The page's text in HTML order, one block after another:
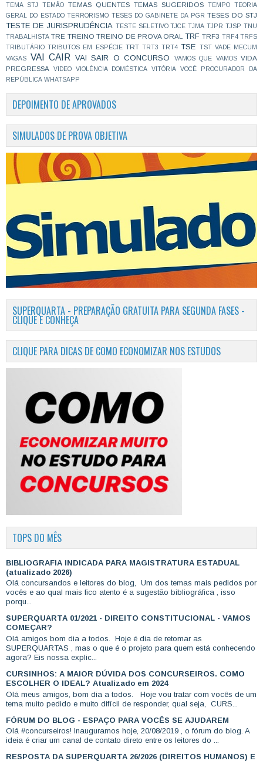
TEMA STJ TEMÃO TEMAS QUENTES TEMAS SUGERIDOS TEMPO
TEORIA
GERAL DO ESTADO TERRORISMO TESES DO GABINETE DA PGR TESES DO STJ
TESTE DE JURISPRUDÊNCIA TESTE SELETIVO TJCE TJMA TJPR TJSP TNU
TRABALHISTA TRE TREINO TREINO DE PROVA ORAL TRF TRF3 TRF4 TRFS
TRIBUTÁRIO TRIBUTOS EM ESPÉCIE TRT TRT3 TRT4 TSE TST VADE MECUM
VAGAS
VAI CAIR VAI SAIR O CONCURSO VAMOS QUE VAMOS VIDA
PREGRESSA
VIDEO VIOLÊNCIA DOMÉSTICA VITÓRIA
VOCÊ PROCURADOR DA
REPÚBLICA WHATSAPP
DEPOIMENTO DE APROVADOS
SIMULADOS DE PROVA OBJETIVA
SUPERQUARTA - PREPARAÇÃO GRATUITA PARA SEGUNDA FASES -
CLIQUE E CONHEÇA
CLIQUE PARA DICAS DE COMO ECONOMIZAR NOS ESTUDOS
TOPS DO MÊS
BIBLIOGRAFIA INDICADA PARA MAGISTRATURA ESTADUAL
(atualizado 2026)
Olá concursandos e leitores do blog, Um dos temas mais pedidos por
vocês e ao qual mais fico atento é a sugestão bibliográfica , isso
porqu...
SUPERQUARTA 01/2021 - DIREITO CONSTITUCIONAL - VAMOS
COMEÇAR?
Olá amigos bom dia a todos. Hoje é dia de retomar as
SUPERQUARTAS , mas o que é o projeto para quem está conhecendo
agora? Eis nossa explic...
CURSINHOS: A MAIOR DÚVIDA DOS CONCURSEIROS. COMO
ESCOLHER O IDEAL? Atualizado em 2024
Olá meus amigos, bom dia a todos. Hoje vou tratar com vocês de um
tema muito pedido e muito difícil de responder, qual seja, CURS...
FÓRUM DO BLOG - ESPAÇO PARA VOCÊS SE AJUDAREM
Olá #concurseiros! Inauguramos hoje, 20/08/2019 , o fórum do blog. A
ideia é criar um canal de contato direto entre os leitores do ...
RESPOSTA DA SUPERQUARTA 26/2026 (DIREITOS HUMANOS) E